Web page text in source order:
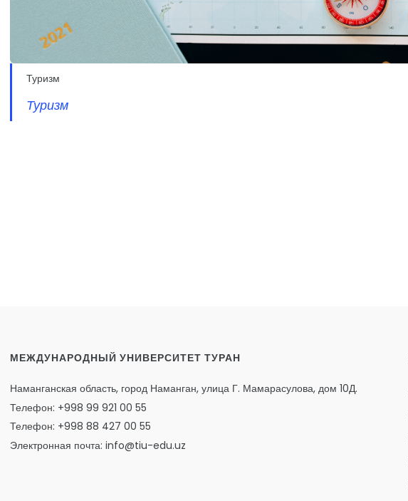
Туризм
Туризм
МЕЖДУНАРОДНЫЙ УНИВЕРСИТЕТ ТУРАН
Наманганская область, город Наманган, улица Г. Мамарасулова, дом 10Д.
Телефон: +998 99 921 00 55
Телефон: +998 88 427 00 55
Электронная почта: info@tiu-edu.uz